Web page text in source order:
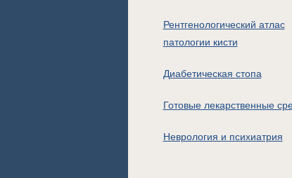
Рентгенологический атлас
патологии кисти
Диабетическая стопа
Готовые лекарственные
Неврология и психиатрия